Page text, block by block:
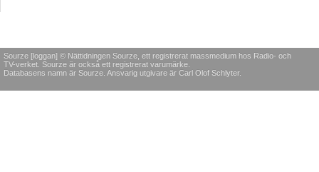
Sourze [loggan] © Nättidningen Sourze, ett registrerat massmedium hos Radio- och
TV-verket. Sourze är också ett registrerat varumärke.
Databasens namn är Sourze. Ansvarig utgivare är Carl Olof Schlyter.